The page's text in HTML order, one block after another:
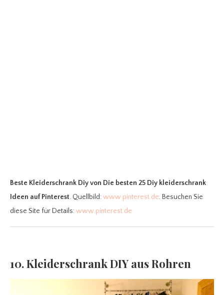
Beste Kleiderschrank Diyvon Die besten 25 Diy kleiderschrank
Ideen auf Pinterest. Quellbild:www.pinterest.de. Besuchen Sie
diese Site für Details:www.pinterest.de
10. Kleiderschrank DIY aus Rohren